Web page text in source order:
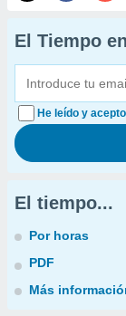
El Tiempo
He leído y
El tiempo...
Por horas
PDF
Más